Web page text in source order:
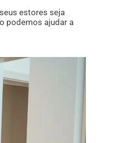
estores seja
podemos ajudar a